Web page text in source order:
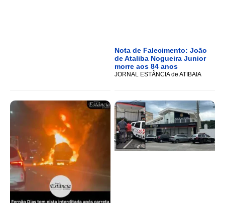
Nota de Falecimento: João
de Ataliba Nogueira Junior
morre aos 84 anos
JORNAL ESTÂNCIA de ATIBAIA